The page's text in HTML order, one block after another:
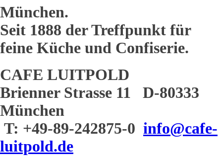
München.
Seit 1888 der Treffpunkt für
feine Küche und Confiserie.
CAFE LUITPOLD
Brienner Strasse 11 D-80333
München
T: +49-89-242875-0 info@cafe-
luitpold.de